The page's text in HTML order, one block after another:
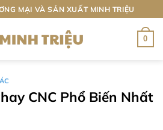
MẠI VÀ SẢN XUẤT MINH TRIỆU
0
CNC Phổ Biến Nhất